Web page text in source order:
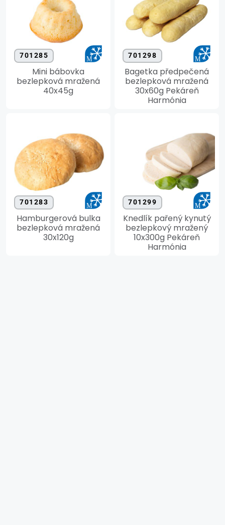
701285
Mini bábovka
bezlepková mražená
40x45g
701298
Bagetka předpečená
bezlepková mražená
30x60g Pekáreň
Harmónia
701283
Hamburgerová bulka
bezlepková mražená
30x120g
701299
Knedlík pařený kynutý
bezlepkový mražený
10x300g Pekáreň
Harmónia